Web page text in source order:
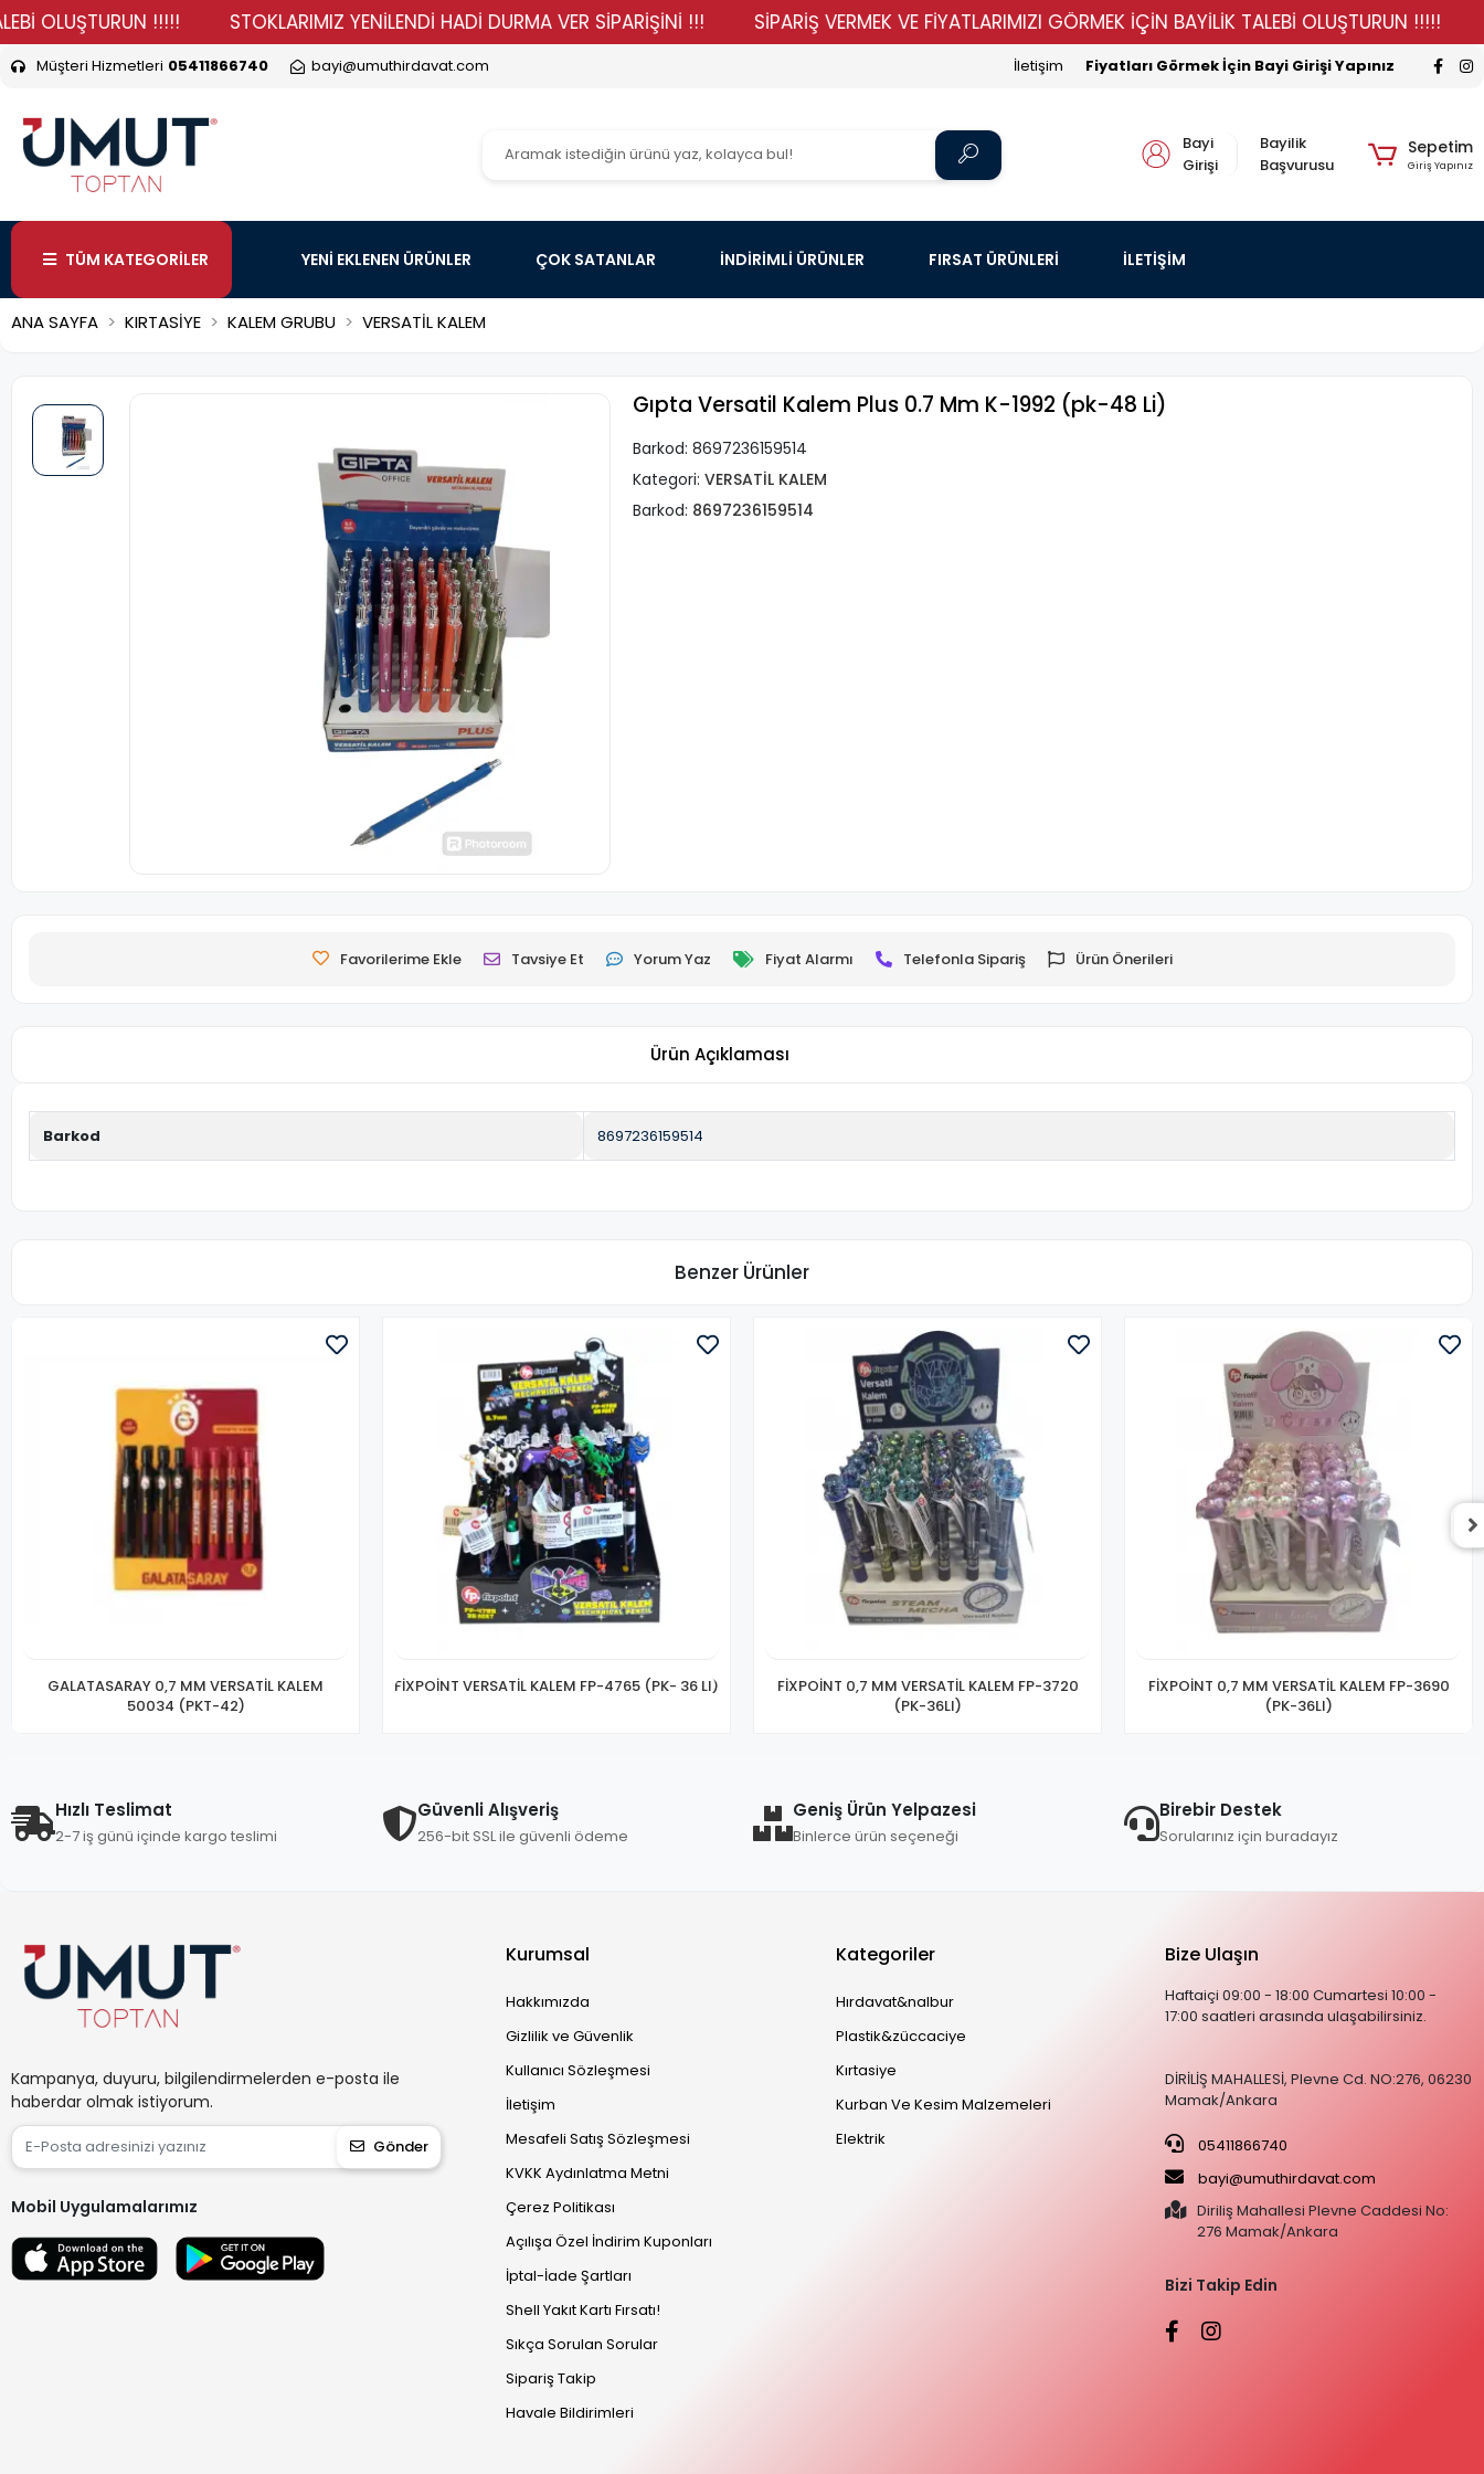
!!!!! STOKLARIMIZ YENİLENDİ HADİ DURMA VER SİPARİŞİNİ !!! SİPARİŞ VERMEK VE FİYATLARIMIZI GÖRMEK İÇİN BAYİLİK TALEBİ OLUŞTURUN !!!!!
Müşteri Hizmetleri 05411866740 bayi@umuthirdavat.com Fiyatları Görmek İçin Bayi Girişi Yapınız
İletişim
Bayi
Girişi
Bayilik
Başvurusu
Sepetim
Giriş Yapınız
TÜM KATEGORİLER YENİ EKLENEN ÜRÜNLER ÇOK SATANLAR İNDİRİMLİ ÜRÜNLER FIRSAT ÜRÜNLERİ İLETİŞİM
ANA SAYFA KIRTASİYE KALEM GRUBU VERSATİL KALEM
Gıpta Versatil Kalem Plus 0.7 Mm K-1992 (pk-48 Li)
Barkod: 8697236159514
Kategori: VERSATİL KALEM
Barkod: 8697236159514
Favorilerime Ekle Tavsiye Et Yorum Yaz Fiyat Alarmı Telefonla Sipariş Ürün Önerileri
Ürün Açıklaması
Barkod 8697236159514
Benzer Ürünler
GALATASARAY 0,7 MM VERSATİL KALEM
50034 (PKT-42)
FİXPOİNT VERSATİL KALEM FP-4765 (PK- 36 LI)
FİXPOİNT 0,7 MM VERSATİL KALEM FP-3720
(PK-36LI)
FİXPOİNT 0,7 MM VERSATİL KALEM FP-3690
(PK-36LI)
Hızlı Teslimat
2-7 iş günü içinde kargo teslimi
Güvenli Alışveriş
256-bit SSL ile güvenli ödeme
Geniş Ürün Yelpazesi
Binlerce ürün seçeneği
Birebir Destek
Sorularınız için buradayız
Kampanya, duyuru, bilgilendirmelerden e-posta ile
haberdar olmak istiyorum.
Gönder
Mobil Uygulamalarımız
Kurumsal
Hakkımızda
Gizlilik ve Güvenlik
Kullanıcı Sözleşmesi
İletişim
Mesafeli Satış Sözleşmesi
KVKK Aydınlatma Metni
Çerez Politikası
Açılışa Özel İndirim Kuponları
İptal-İade Şartları
Shell Yakıt Kartı Fırsatı!
Sıkça Sorulan Sorular
Sipariş Takip
Havale Bildirimleri
Kategoriler
Hırdavat&nalbur
Plastik&züccaciye
Kırtasiye
Kurban Ve Kesim Malzemeleri
Elektrik
Bize Ulaşın
Haftaiçi 09:00 - 18:00 Cumartesi 10:00 -
17:00 saatleri arasında ulaşabilirsiniz.
DİRİLİŞ MAHALLESİ, Plevne Cd. NO:276, 06230
Mamak/Ankara
05411866740
bayi@umuthirdavat.com
Diriliş Mahallesi Plevne Caddesi No:
276 Mamak/Ankara
Bizi Takip Edin